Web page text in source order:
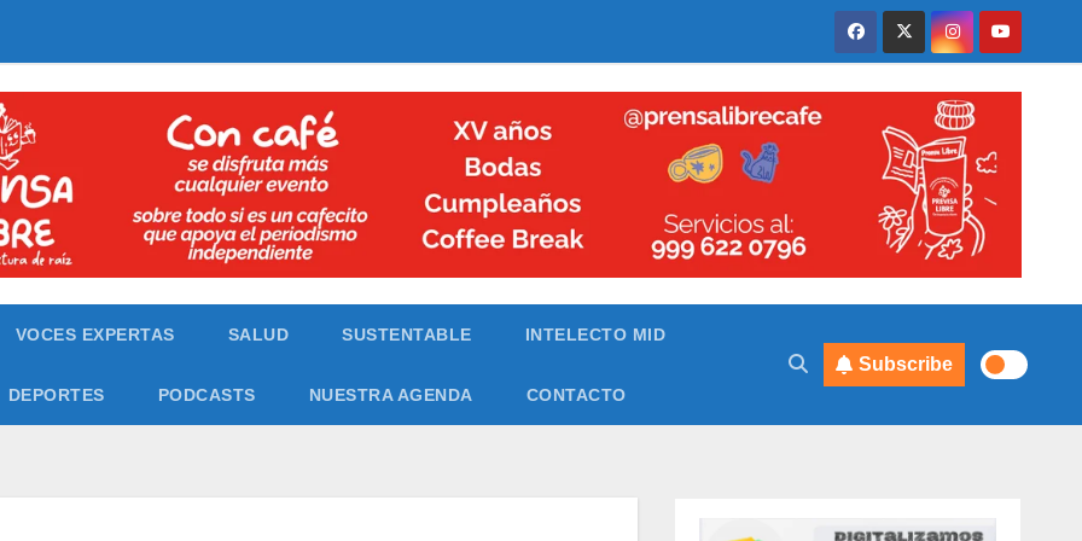
VOCES EXPERTAS SALUD SUSTENTABLE INTELECTO MID
DEPORTES PODCASTS NUESTRA AGENDA CONTACTO
Subscribe